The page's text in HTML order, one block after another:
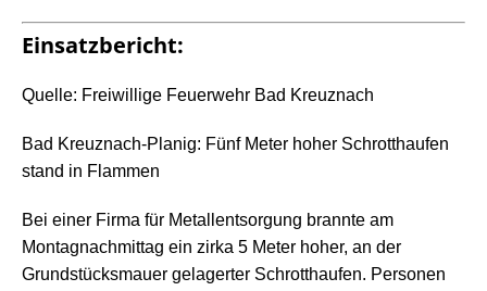
Einsatzbericht:
Quelle: Freiwillige Feuerwehr Bad Kreuznach
Bad Kreuznach-Planig: Fünf Meter hoher Schrotthaufen
stand in Flammen
Bei einer Firma für Metallentsorgung brannte am
Montagnachmittag ein zirka 5 Meter hoher, an der
Grundstücksmauer gelagerter Schrotthaufen. Personen